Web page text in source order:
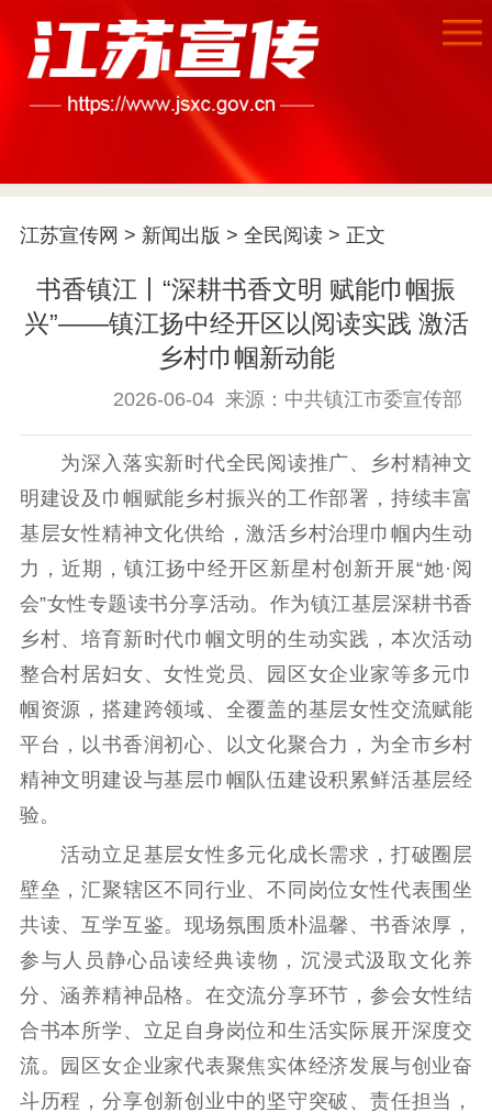
江苏要闻
公示公告
信息公开制度
信息公开年度报
工作动态
理论武装
理论学习 宣传宣讲 研究阐释
哲学社科
江苏文脉
资料下载
新闻宣传
主题宣传
记者之家
品牌栏目
文化文艺
精品生产 文化惠民
文化传承
文化交流
体制改革
文化产业
紫金文化艺术节
品牌活动 紫艺舞台
精神文明
江苏宣传网 > 新闻出版 > 全民阅读 > 正文
书香镇江丨“深耕书香文明 赋能巾帼振
兴”——镇江扬中经开区以阅读实践 激活
乡村巾帼新动能
2026-06-04 来源：中共镇江市委宣传部
为深入落实新时代全民阅读推广、乡村精神文
明建设及巾帼赋能乡村振兴的工作部署，持续丰富
基层女性精神文化供给，激活乡村治理巾帼内生动
力，近期，镇江扬中经开区新星村创新开展“她·阅
会”女性专题读书分享活动。作为镇江基层深耕书香
乡村、培育新时代巾帼文明的生动实践，本次活动
整合村居妇女、女性党员、园区女企业家等多元巾
帼资源，搭建跨领域、全覆盖的基层女性交流赋能
平台，以书香润初心、以文化聚合力，为全市乡村
精神文明建设与基层巾帼队伍建设积累鲜活基层经
验。
活动立足基层女性多元化成长需求，打破圈层
壁垒，汇聚辖区不同行业、不同岗位女性代表围坐
共读、互学互鉴。现场氛围质朴温馨、书香浓厚，
参与人员静心品读经典读物，沉浸式汲取文化养
分、涵养精神品格。在交流分享环节，参会女性结
合书本所学、立足自身岗位和生活实际展开深度交
流。园区女企业家代表聚焦实体经济发展与创业奋
斗历程，分享创新创业中的坚守突破、责任担当，